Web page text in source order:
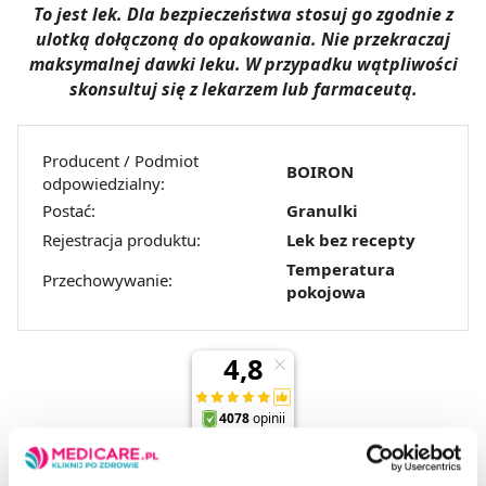
To jest lek. Dla bezpieczeństwa stosuj go zgodnie z
ulotką dołączoną do opakowania. Nie przekraczaj
maksymalnej dawki leku. W przypadku wątpliwości
skonsultuj się z lekarzem lub farmaceutą.
Producent / Podmiot
odpowiedzialny:
BOIRON
Postać:
Granulki
Rejestracja produktu:
Lek bez recepty
Przechowywanie:
Temperatura
pokojowa